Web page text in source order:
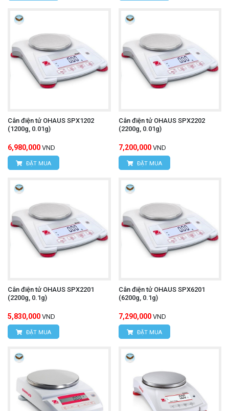
Cân điện tử OHAUS SPX1202
(1200g, 0.01g)
6,980,000 VND
ĐẶT MUA
Cân điện tử OHAUS SPX2202
(2200g, 0.01g)
7,200,000 VND
ĐẶT MUA
Cân điện tử OHAUS SPX2201
(2200g, 0.1g)
5,830,000 VND
ĐẶT MUA
Cân điện tử OHAUS SPX6201
(6200g, 0.1g)
7,290,000 VND
ĐẶT MUA